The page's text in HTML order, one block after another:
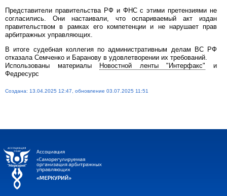
Представители правительства РФ и ФНС с этими претензиями не
согласились. Они настаивали, что оспариваемый акт издан
правительством в рамках его компетенции и не нарушает прав
арбитражных управляющих.
В итоге судебная коллегия по административным делам ВС РФ
отказала Семченко и Баранову в удовлетворении их требований.
Использованы материалы
Новостной ленты "Интерфакс" и
Федресурс
Создана: 13.04.2025 12:47, обновление 03.07.2025 11:51